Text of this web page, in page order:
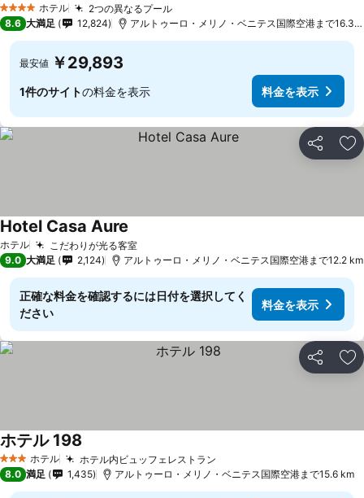
4 ホテルのランク
ホテル 2つの異なるプール料金を表示
料金を表示
8.6 大満足 12,824 アルトゥーロ・メリノ・ベニテス国際空港まで16.3
最安値 ￥29,893
1件のサイトの料金を表示 料金を表示
シェア お
ホテル こだわりが光る客室料金を表示
Hotel Casa Aure
9.0 大満足 2,124 アルトゥーロ・メリノ・ベニテス国際空港まで12.2 km
正確な料金を確認するには日付を選択してく
ださい
料金を表示
シェア お
3 ホテルのランク
ホテル ホテル内ビュッフェレストラン
ホテル 198
8.0 満足 1,435 アルトゥーロ・メリノ・ベニテス国際空港まで15.6 km